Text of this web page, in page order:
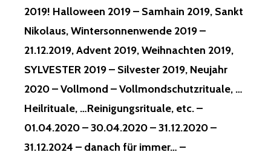
2019! Halloween 2019 – Samhain 2019, Sankt
Nikolaus, Wintersonnenwende 2019 –
21.12.2019, Advent 2019, Weihnachten 2019,
SYLVESTER 2019 – Silvester 2019, Neujahr
2020 – Vollmond – Vollmondschutzrituale, …
Heilrituale, …Reinigungsrituale, etc. –
01.04.2020 – 30.04.2020 – 31.12.2020 –
31.12.2024 – danach für immer… –